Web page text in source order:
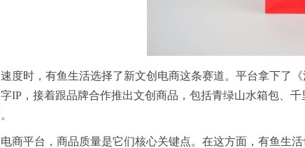
度时，有鱼生活选择了新文创电商这条赛道。平台拿下了
IP，接着跟品牌合作推出文创商品，包括青绿山水箱包、千
商平台，商品质量是它们核心关键点。在这方面，有鱼生